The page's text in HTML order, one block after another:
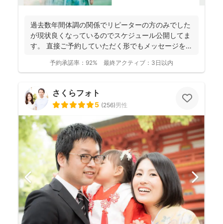
過去数年間体調の関係でリピーターの方のみでした
が現状良くなっているのでスケジュール公開してま
す。 直接ご予約していただく形でもメッセージを送
予約承諾率： 92% 最終アクティブ： 3日以内
さくらフォト
5 (256)男性